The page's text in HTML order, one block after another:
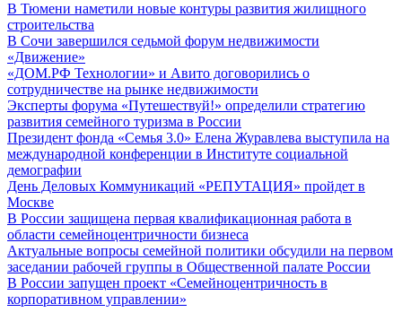
В Тюмени наметили новые контуры развития жилищного
строительства
В Сочи завершился седьмой форум недвижимости
«Движение»
«ДОМ.РФ Технологии» и Авито договорились о
сотрудничестве на рынке недвижимости
Эксперты форума «Путешествуй!» определили стратегию
развития семейного туризма в России
Президент фонда «Семья 3.0» Елена Журавлева выступила на
международной конференции в Институте социальной
демографии
День Деловых Коммуникаций «РЕПУТАЦИЯ» пройдет в
Москве
В России защищена первая квалификационная работа в
области семейноцентричности бизнеса
Актуальные вопросы семейной политики обсудили на первом
заседании рабочей группы в Общественной палате России
В России запущен проект «Семейноцентричность в
корпоративном управлении»